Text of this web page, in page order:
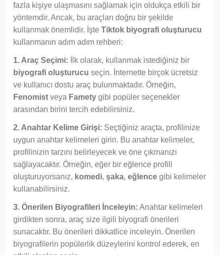
fazla kişiye ulaşmasını sağlamak için oldukça etkili bir
yöntemdir. Ancak, bu araçları doğru bir şekilde
kullanmak önemlidir. İşte Tiktok biyografi oluşturucu
kullanmanın adım adım rehberi:
1. Araç Seçimi: İlk olarak, kullanmak istediğiniz bir
biyografi oluşturucu seçin. İnternette birçok ücretsiz
ve kullanıcı dostu araç bulunmaktadır. Örneğin,
Fenomist veya Famety gibi popüler seçenekler
arasından birini tercih edebilirsiniz.
2. Anahtar Kelime Girişi: Seçtiğiniz araçta, profilinize
uygun anahtar kelimeleri girin. Bu anahtar kelimeler,
profilinizin tarzını belirleyecek ve öne çıkmanızı
sağlayacaktır. Örneğin, eğer bir eğlence profili
oluşturuyorsanız, komedi, şaka, eğlence gibi kelimeler
kullanabilirsiniz.
3. Önerilen Biyografileri İnceleyin: Anahtar kelimeleri
girdikten sonra, araç size ilgili biyografi önerileri
sunacaktır. Bu önerileri dikkatlice inceleyin. Önerilen
biyografilerin popülerlik düzeylerini kontrol ederek, en